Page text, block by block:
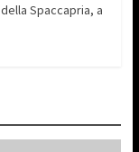
Spaccapria, a